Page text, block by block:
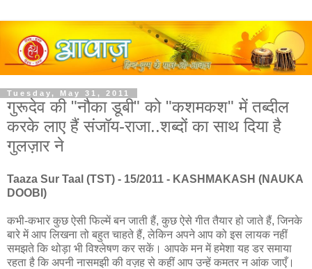
Tuesday, May 31, 2011
गुरूदेव की "नौका डूबी" को "कशमकश" में तब्दील
करके लाए हैं संजॉय-राजा..शब्दों का साथ दिया है
गुलज़ार ने
Taaza Sur Taal (TST) - 15/2011 - KASHMAKASH (NAUKA
DOOBI)
कभी-कभार कुछ ऐसी फिल्में बन जाती हैं, कुछ ऐसे गीत तैयार हो जाते हैं, जिनके
बारे में आप लिखना तो बहुत चाहते हैं, लेकिन अपने आप को इस लायक नहीं
समझते कि थोड़ा भी विश्लेषण कर सकें। आपके मन में हमेशा यह डर समाया
रहता है कि अपनी नासमझी की वज़ह से कहीं आप उन्हें कमतर न आंक जाएँ।